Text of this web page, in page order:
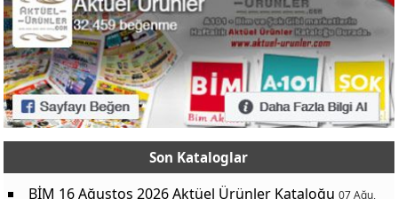
Son Kataloglar
BİM 16 Ağustos 2026 Aktüel Ürünler Kataloğu 07 Ağu,